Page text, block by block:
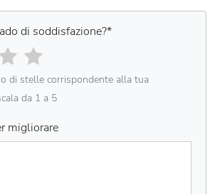
di soddisfazione?*
di stelle corrispondente alla tua
da 1 a 5
migliorare